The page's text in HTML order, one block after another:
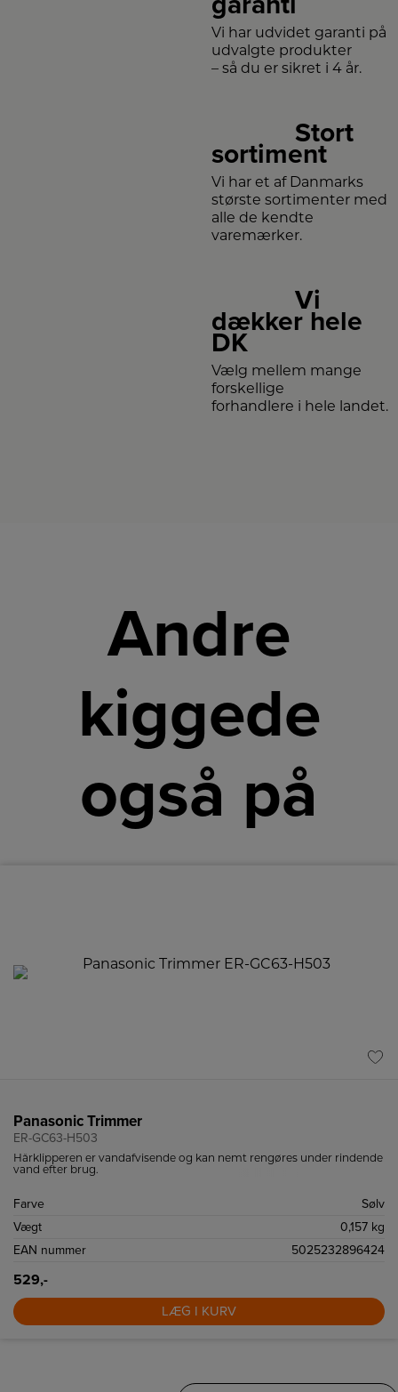
Vi har udvidet garanti på
udvalgte produkter
– så du er sikret i 4 år.
Stort
sortiment
Vi har et af Danmarks
største sortimenter med
alle de kendte
varemærker.
Vi
dækker hele
DK
Vælg mellem mange
forskellige
forhandlere i hele landet.
Andre
kiggede
også på
Panasonic Trimmer
ER-GC63-H503
Hårklipperen er vandafvisende og kan nemt rengøres under rindende
vand efter brug.
Farve
Sølv
Vægt
0,157 kg
EAN nummer
5025232896424
529,-
LÆG I KURV